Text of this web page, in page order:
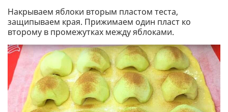
Накрываем яблоки вторым пластом теста,
защипываем края. Прижимаем один пласт ко
второму в промежутках между яблоками.